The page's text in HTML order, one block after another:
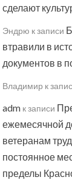
сделают
Эндрю к записи
втравили в
документов в
Владимир к
admк записи
ежемесячной
ветеранам
постоянное
пределы